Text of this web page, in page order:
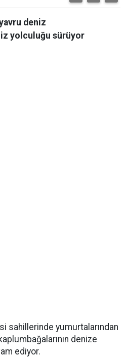
deniz
yolculuğu sürüyor
sahillerinde yumurtalarından
denize
ediyor.